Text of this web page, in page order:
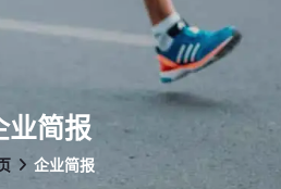
业简报
企业简报